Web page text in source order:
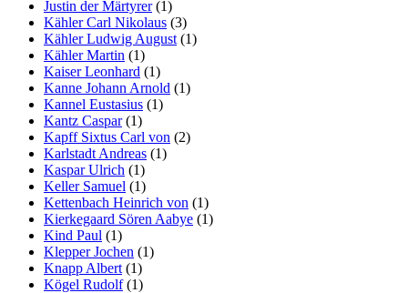
Justin der Märtyrer(1)
Kähler Carl Nikolaus (3)
Kähler Ludwig August (1)
Kähler Martin (1)
Kaiser Leonhard (1)
Kanne Johann Arnold (1)
Kannel Eustasius (1)
Kantz Caspar(1)
Kapff Sixtus Carl von (2)
Karlstadt Andreas (1)
Kaspar Ulrich (1)
Keller Samuel (1)
Kettenbach Heinrich von (1)
Kierkegaard Sören Aabye (1)
Kind Paul (1)
Klepper Jochen (1)
Knapp Albert (1)
Kögel Rudolf(1)